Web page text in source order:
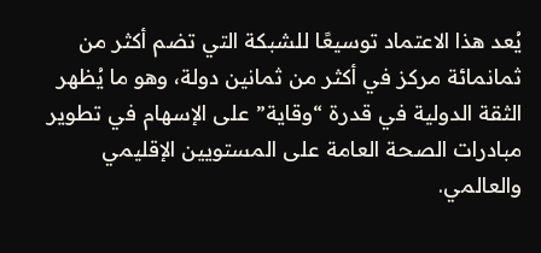
يُعد هذا الاعتماد توسيعًا للشبكة التي تضم أكثر من
ثمانمائة مركز في أكثر من ثمانين دولة، وهو ما يُظهر
الثقة الدولية في قدرة “وقاية” على الإسهام في تطوير
مبادرات الصحة العامة على المستويين الإقليمي
والعالمي.